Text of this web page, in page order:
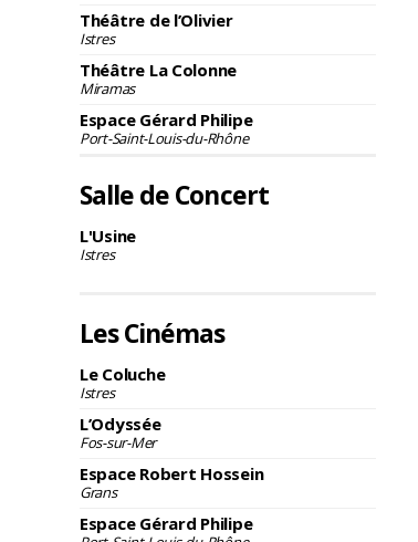
Théâtre de l’Olivier
Istres
Théâtre La Colonne
Miramas
Espace Gérard Philipe
Port-Saint-Louis-du-Rhône
Salle de Concert
L'Usine
Istres
Les Cinémas
Le Coluche
Istres
L’Odyssée
Fos-sur-Mer
Espace Robert Hossein
Grans
Espace Gérard Philipe